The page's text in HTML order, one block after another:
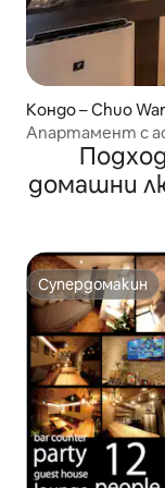
Кондо – Chuo
Апартамент с
бани“, 1
минути до
апартаменти в
домашни
Супердомакин
Супердомакин